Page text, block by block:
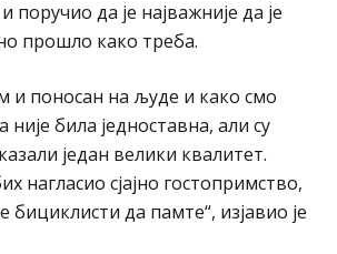
поручио да је најважније да је
прошло како треба.
и поносан на људе и како смо
није била једноставна, али су
један велики квалитет.
нагласио сјајно гостопримство,
бициклисти да памте“, изјавио је